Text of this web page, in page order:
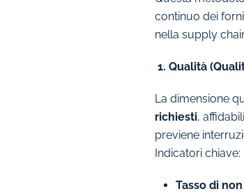
continuo dei
nella supply
1. Qualità
La dimensione
richiesti,
previene
Indicatori chiave:
Tasso di